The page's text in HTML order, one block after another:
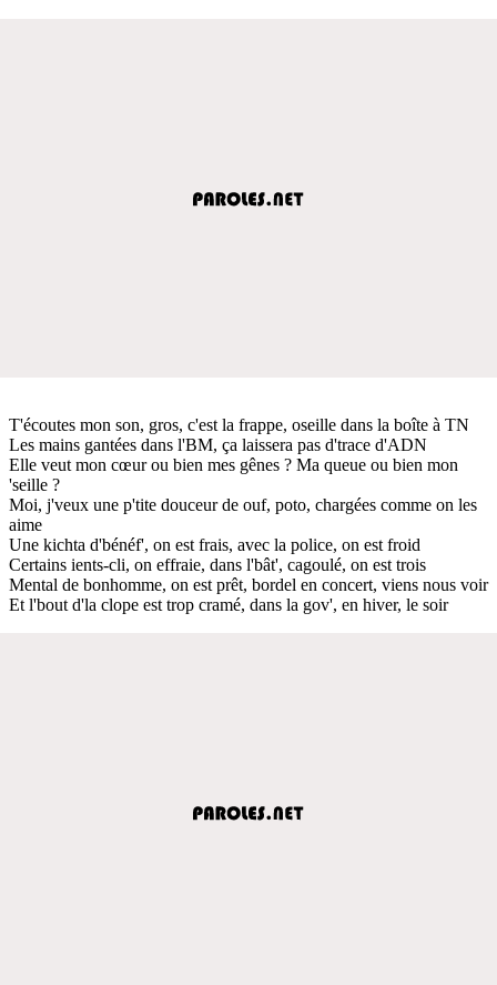
T'écoutes mon son, gros, c'est la frappe, oseille dans la boîte à TN
Les mains gantées dans l'BM, ça laissera pas d'trace d'ADN
Elle veut mon cœur ou bien mes gênes ? Ma queue ou bien mon
'seille ?
Moi, j'veux une p'tite douceur de ouf, poto, chargées comme on les
aime
Une kichta d'bénéf', on est frais, avec la police, on est froid
Certains ients-cli, on effraie, dans l'bât', cagoulé, on est trois
Mental de bonhomme, on est prêt, bordel en concert, viens nous voir
Et l'bout d'la clope est trop cramé, dans la gov', en hiver, le soir